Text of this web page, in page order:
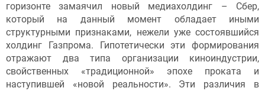
горизонте замаячил новый медиахолдинг – Сбер,
который на данный момент обладает иными
структурными признаками, нежели уже состоявшийся
холдинг Газпрома. Гипотетически эти формирования
отражают два типа организации киноиндустрии,
свойственных «традиционной» эпохе проката и
наступившей «новой реальности». Эти различия в